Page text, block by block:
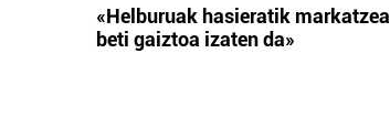
«Helburuak hasieratik markatzea
beti gaiztoa izaten da»